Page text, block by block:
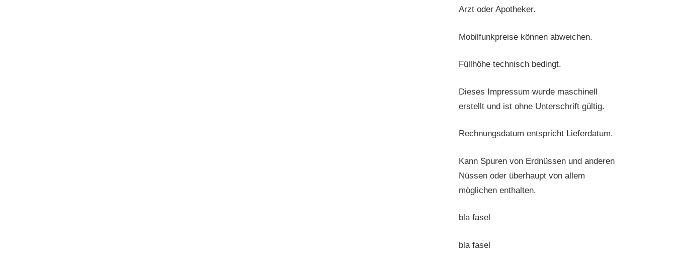
Arzt oder Apotheker.
Mobilfunkpreise können abweichen.
Füllhöhe technisch bedingt.
Dieses Impressum wurde maschinell
erstellt und ist ohne Unterschrift gültig.
Rechnungsdatum entspricht Lieferdatum.
Kann Spuren von Erdnüssen und anderen
Nüssen oder überhaupt von allem
möglichen enthalten.
bla fasel
bla fasel